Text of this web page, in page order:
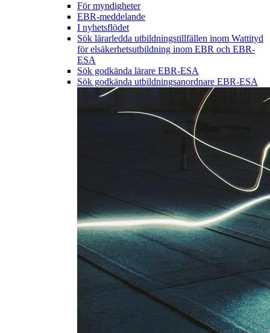
För myndigheter
EBR-meddelande
I nyhetsflödet
Sök lärarledda utbildningstillfällen inom Wattityd
för elsäkerhetsutbildning inom EBR och EBR-
ESA
Sök godkända lärare EBR-ESA
Sök godkända utbildningsanordnare EBR-ESA